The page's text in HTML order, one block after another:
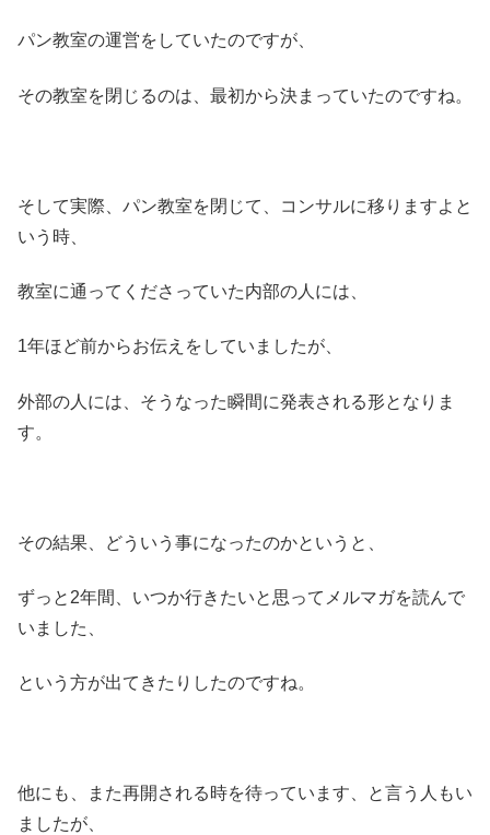
パン教室の運営をしていたのですが、
その教室を閉じるのは、最初から決まっていたのですね。
そして実際、パン教室を閉じて、コンサルに移りますよと
いう時、
教室に通ってくださっていた内部の人には、
1年ほど前からお伝えをしていましたが、
外部の人には、そうなった瞬間に発表される形となりま
す。
その結果、どういう事になったのかというと、
ずっと2年間、いつか行きたいと思ってメルマガを読んで
いました、
という方が出てきたりしたのですね。
他にも、また再開される時を待っています、と言う人もい
ましたが、